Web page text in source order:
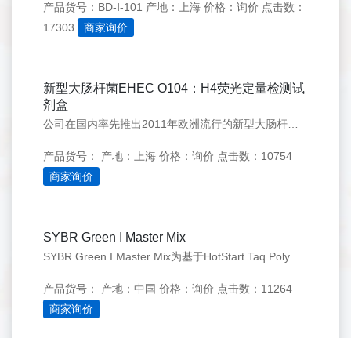
产品货号：BD-Ⅰ-101 产地：上海 价格：询价 点击数：
17303
商家询价
新型大肠杆菌EHEC O104：H4荧光定量检测试
剂盒
产品货号： 产地：上海 价格：询价 点击数：10754
商家询价
SYBR Green I Master Mix
产品货号： 产地：中国 价格：询价 点击数：11264
商家询价